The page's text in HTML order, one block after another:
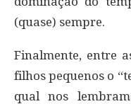
(quase) sempre.
Finalmente, entre
filhos pequenos o
qual nos